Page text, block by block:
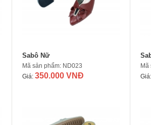
Sabô Nữ
Mã sản phẩm: ND023
Giá: 350.000 VNĐ
Mã
Giá: